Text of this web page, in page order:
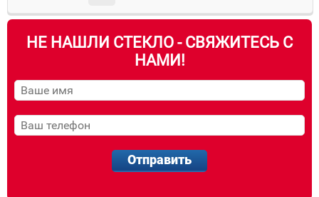
НЕ НАШЛИ СТЕКЛО - СВЯЖИТЕСЬ С
НАМИ!
Отправить